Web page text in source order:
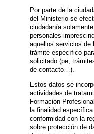
Por parte de la
del Ministerio se
ciudadanía
personales
aquellos servicios de
trámite específico
solicitado (pe,
de contacto…).
Estos datos se
actividades de
Formación
la finalidad
conformidad con la
sobre protección de